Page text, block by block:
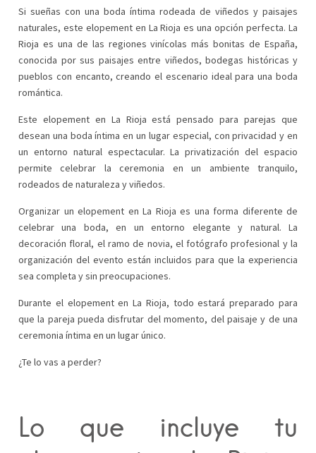
Si sueñas con una boda íntima rodeada de viñedos y paisajes
naturales, este elopement en La Rioja es una opción perfecta. La
Rioja es una de las regiones vinícolas más bonitas de España,
conocida por sus paisajes entre viñedos, bodegas históricas y
pueblos con encanto, creando el escenario ideal para una boda
romántica.
Este elopement en La Rioja está pensado para parejas que
desean una boda íntima en un lugar especial, con privacidad y en
un entorno natural espectacular. La privatización del espacio
permite celebrar la ceremonia en un ambiente tranquilo,
rodeados de naturaleza y viñedos.
Organizar un elopement en La Rioja es una forma diferente de
celebrar una boda, en un entorno elegante y natural. La
decoración floral, el ramo de novia, el fotógrafo profesional y la
organización del evento están incluidos para que la experiencia
sea completa y sin preocupaciones.
Durante el elopement en La Rioja, todo estará preparado para
que la pareja pueda disfrutar del momento, del paisaje y de una
ceremonia íntima en un lugar único.
¿Te lo vas a perder?
Lo que incluye tu